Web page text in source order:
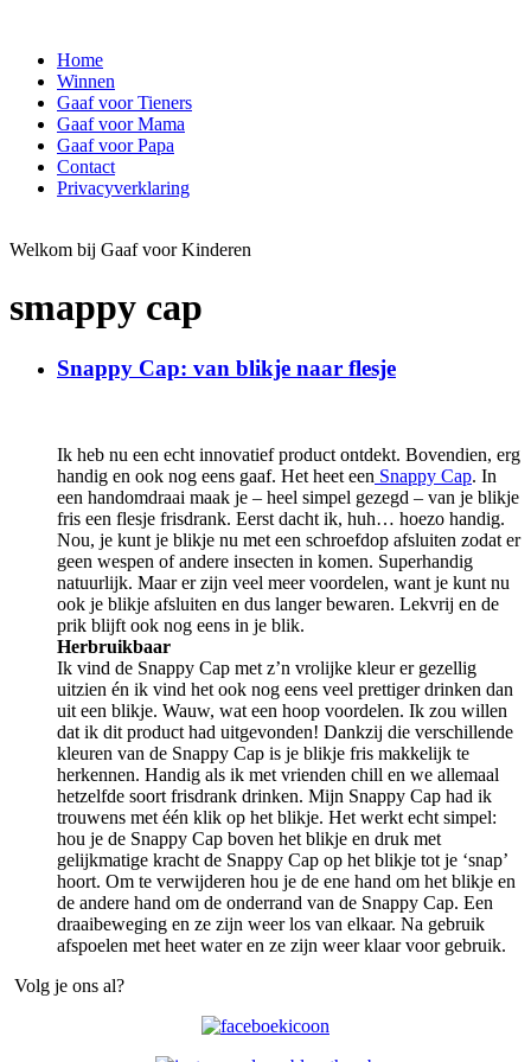
Home
Winnen
Gaaf voor Tieners
Gaaf voor Mama
Gaaf voor Papa
Contact
Privacyverklaring
Welkom bij Gaaf voor Kinderen
smappy cap
Snappy Cap: van blikje naar flesje
Ik heb nu een echt innovatief product ontdekt. Bovendien, erg
handig en ook nog eens gaaf. Het heet een Snappy Cap. In
een handomdraai maak je – heel simpel gezegd – van je blikje
fris een flesje frisdrank. Eerst dacht ik, huh… hoezo handig.
Nou, je kunt je blikje nu met een schroefdop afsluiten zodat er
geen wespen of andere insecten in komen. Superhandig
natuurlijk. Maar er zijn veel meer voordelen, want je kunt nu
ook je blikje afsluiten en dus langer bewaren. Lekvrij en de
prik blijft ook nog eens in je blik.
Herbruikbaar
Ik vind de Snappy Cap met z’n vrolijke kleur er gezellig
uitzien én ik vind het ook nog eens veel prettiger drinken dan
uit een blikje. Wauw, wat een hoop voordelen. Ik zou willen
dat ik dit product had uitgevonden! Dankzij die verschillende
kleuren van de Snappy Cap is je blikje fris makkelijk te
herkennen. Handig als ik met vrienden chill en we allemaal
hetzelfde soort frisdrank drinken. Mijn Snappy Cap had ik
trouwens met één klik op het blikje. Het werkt echt simpel:
hou je de Snappy Cap boven het blikje en druk met
gelijkmatige kracht de Snappy Cap op het blikje tot je ‘snap’
hoort. Om te verwijderen hou je de ene hand om het blikje en
de andere hand om de onderrand van de Snappy Cap. Een
draaibeweging en ze zijn weer los van elkaar. Na gebruik
afspoelen met heet water en ze zijn weer klaar voor gebruik.
Volg je ons al?